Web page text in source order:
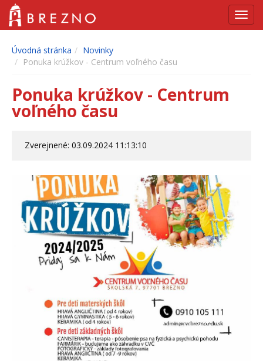
Úvodná stránka
Novinky
Ponuka krúžkov - Centrum voľného času
Ponuka krúžkov - Centrum
voľného času
Zverejnené: 03.09.2024 11:13:10